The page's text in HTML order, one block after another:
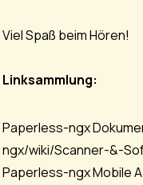
Viel Spaß beim Hören!
Linksammlung:
Paperless-ngx
ngx/wiki/Scanner-&-
Paperless-ngx Mobile